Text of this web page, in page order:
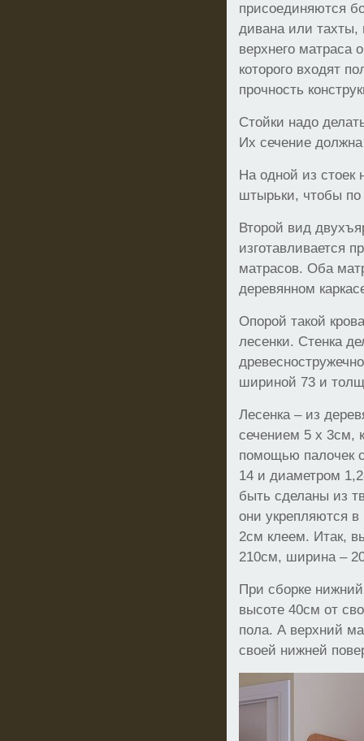
присоединяются
дивана или тахты,
верхнего матраса
которого входят
прочность
Стойки надо
Их сечение
На одной из стоек
штырьки, чтобы
Второй вид
изготавливается
матрасов. Оба
деревянном
Опорой такой
лесенки. Стенка
шириной 73 и
Лесенка – из
сечением 5 х 3см,
помощью палочек
14 и диаметром
быть сделаны из
они укрепляются в
2см клеем. Итак,
210см, ширина –
При сборке
высоте 40см от
пола. А верхний
своей нижней